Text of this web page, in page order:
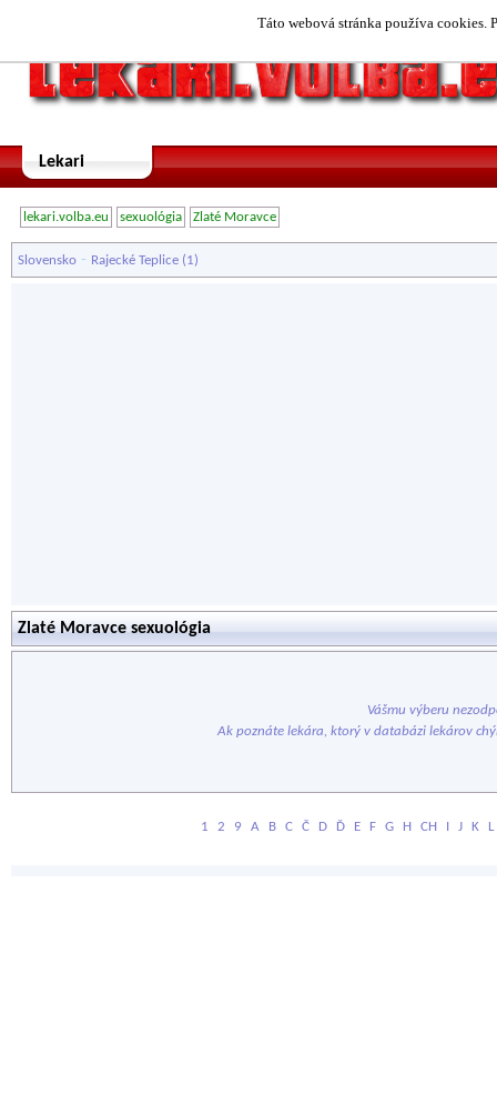
Táto webová stránka používa cookies.
Lekari
lekari.volba.eu sexuológia Zlaté Moravce
Slovensko - Rajecké Teplice (1)
Zlaté Moravce sexuológia
Vášmu výberu
Ak poznáte lekára, ktorý v databázi lekárov
1 2 9 A B C Č D Ď E F G H CH I J K L